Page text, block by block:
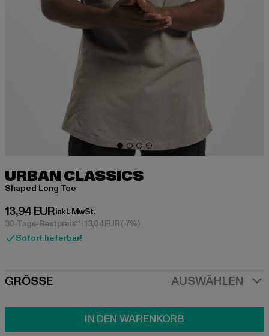
URBAN CLASSICS
Shaped Long Tee
13,94 EUR
Derzeitiger Preis: 13,94 EUR
inkl. MwSt.
30-Tage-Bestpreis**: 13,04 EUR(-7%)
Sofort lieferbar!
SIZE
GRÖSSE AUSWÄHLEN
IN DEN WARENKORB